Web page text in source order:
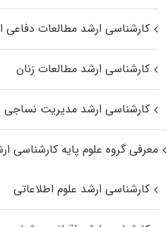
کارشناسی ارشد مطالعات دفاعی
کارشناسی ارشد مطالعات زنان
کارشناسی ارشد مدیریت نساجی
معرفی گروه علوم پایه کارشناسی
کارشناسی ارشد علوم اطلاعاتی